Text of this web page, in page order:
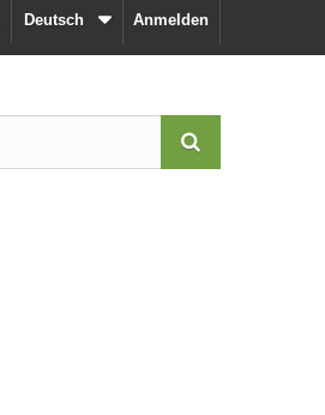
Anmelden
Deutsch